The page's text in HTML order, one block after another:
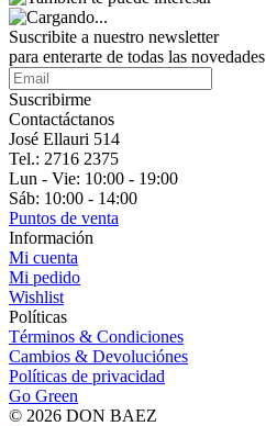
Suscribite a nuestro newsletter
para enterarte de todas las novedades
Suscribirme
Contactáctanos
José Ellauri 514
Tel.: 2716 2375
Lun - Vie: 10:00 - 19:00
Sáb: 10:00 - 14:00
Puntos de venta
Información
Mi cuenta
Mi pedido
Wishlist
Políticas
Términos & Condiciones
Cambios & Devoluciónes
Políticas de privacidad
Go Green
© 2026 DON BAEZ